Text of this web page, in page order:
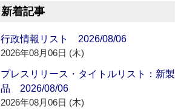
新着記事
行政情報リスト 2026/08/06
2026年08月06日 (木)
プレスリリース・タイトルリスト：新製
品 2026/08/06
2026年08月06日 (木)